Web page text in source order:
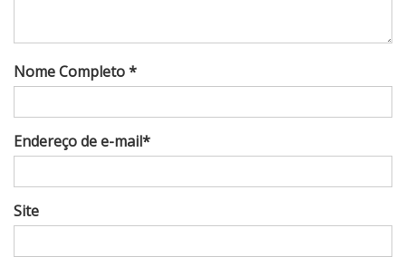
Nome Completo *
Endereço de e-mail*
Site